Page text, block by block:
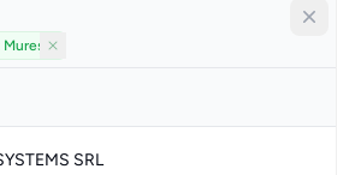
Elimină filtru
SRL